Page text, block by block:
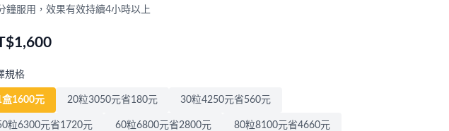
鐘服用，效果有效持續4小時以上
規格
盒1600元 20粒3050元省180元 30粒4250元省560元
粒6300元省1720元 60粒6800元省2800元 80粒8100元省4660元